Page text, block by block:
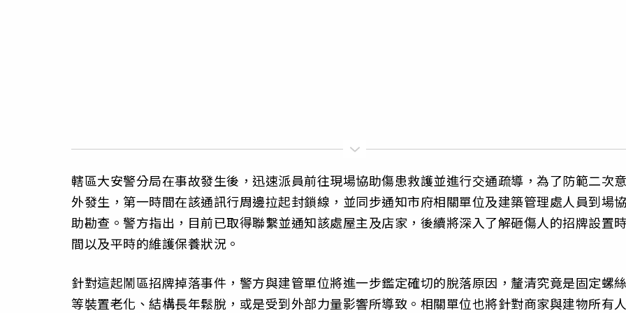
轄區大安警分局在事故發生後，迅速派員前往現場協助傷患救護並進行交通疏導，為了防範二次意
外發生，第一時間在該通訊行周邊拉起封鎖線，並同步通知市府相關單位及建築管理處人員到場協
助勘查。警方指出，目前已取得聯繫並通知該處屋主及店家，後續將深入了解砸傷人的招牌設置時
間以及平時的維護保養狀況。
針對這起鬧區招牌掉落事件，警方與建管單位將進一步鑑定確切的脫落原因，釐清究竟是固定螺絲
等裝置老化、結構長年鬆脫，或是受到外部力量影響所導致。相關單位也將針對商家與建物所有人